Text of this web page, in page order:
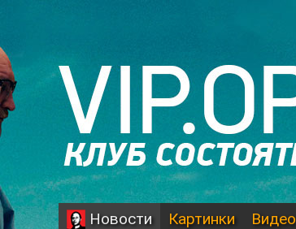
Новости Картинки Видео